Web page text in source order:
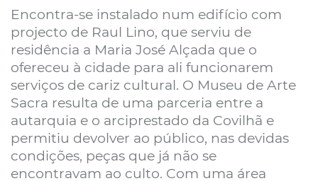
Encontra-se instalado num edifício com
projecto de Raul Lino, que serviu de
residência a Maria José Alçada que o
ofereceu à cidade para ali funcionarem
serviços de cariz cultural. O Museu de Arte
Sacra resulta de uma parceria entre a
autarquia e o arciprestado da Covilhã e
permitiu devolver ao público, nas devidas
condições, peças que já não se
encontravam ao culto. Com uma área